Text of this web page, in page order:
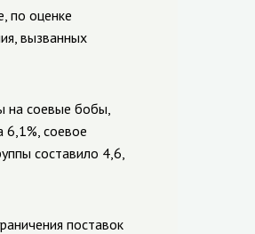
по оценке
вызванных
на соевые бобы,
соевое
составило 4,6,
поставок